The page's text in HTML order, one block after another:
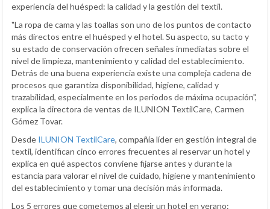
experiencia del huésped: la calidad y la gestión del textil.
"La ropa de cama y las toallas son uno de los puntos de contacto
más directos entre el huésped y el hotel. Su aspecto, su tacto y
su estado de conservación ofrecen señales inmediatas sobre el
nivel de limpieza, mantenimiento y calidad del establecimiento.
Detrás de una buena experiencia existe una compleja cadena de
procesos que garantiza disponibilidad, higiene, calidad y
trazabilidad, especialmente en los periodos de máxima ocupación",
explica la directora de ventas de ILUNION TextilCare, Carmen
Gómez Tovar.
Desde ILUNION TextilCare, compañía líder en gestión integral de
textil, identifican cinco errores frecuentes al reservar un hotel y
explica en qué aspectos conviene fijarse antes y durante la
estancia para valorar el nivel de cuidado, higiene y mantenimiento
del establecimiento y tomar una decisión más informada.
Los 5 errores que cometemos al elegir un hotel en verano: